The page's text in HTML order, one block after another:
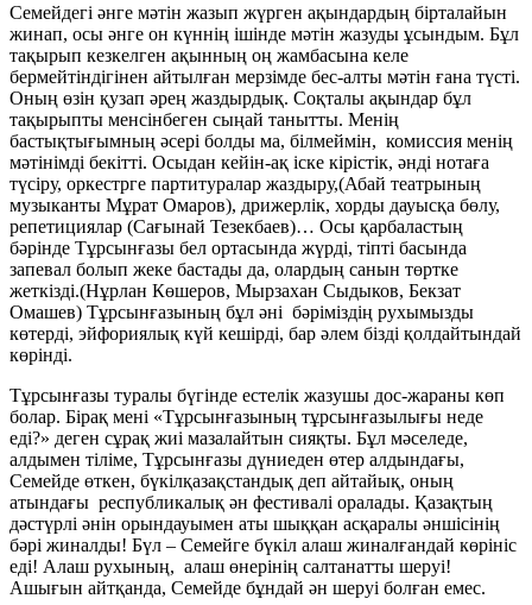
Семейдегі әнге мәтін жазып жүрген ақындардың бірталайын
жинап, осы әнге он күннің ішінде мәтін жазуды ұсындым. Бұл
тақырып кезкелген ақынның оң жамбасына келе
бермейтіндігінен айтылған мерзімде бес-алты мәтін ғана түсті.
Оның өзін қузап әрең жаздырдық. Соқталы ақындар бұл
тақырыпты менсінбеген сыңай танытты. Менің
бастықтығымның әсері болды ма, білмеймін, комиссия менің
мәтінімді бекітті. Осыдан кейін-ақ іске кірістік, әнді нотаға
түсіру, оркестрге партитуралар жаздыру,(Абай театрының
музыканты Мұрат Омаров), дрижерлік, хорды дауысқа бөлу,
репетициялар (Сағынай Тезекбаев)… Осы қарбаластың
бәрінде Тұрсынғазы бел ортасында жүрді, тіпті басында
запевал болып жеке бастады да, олардың санын төртке
жеткізді.(Нұрлан Көшеров, Мырзахан Сыдыков, Бекзат
Омашев) Тұрсынғазының бұл әні бәріміздің рухымызды
көтерді, эйфориялық күй кешірді, бар әлем бізді қолдайтындай
көрінді.
Тұрсынғазы туралы бүгінде естелік жазушы дос-жараны көп
болар. Бірақ мені «Тұрсынғазының тұрсынғазылығы неде
еді?» деген сұрақ жиі мазалайтын сияқты. Бұл мәселеде,
алдымен тіліме, Тұрсынғазы дүниеден өтер алдындағы,
Семейде өткен, бүкілқазақстандық деп айтайық, оның
атындағы республикалық ән фестивалі оралады. Қазақтың
дәстүрлі әнін орындауымен аты шыққан асқаралы әншісінің
бәрі жиналды! Бүл – Семейге бүкіл алаш жиналғандай көрініс
еді! Алаш рухының, алаш өнерінің салтанатты шеруі!
Ашығын айтқанда, Семейде бұндай ән шеруі болған емес.